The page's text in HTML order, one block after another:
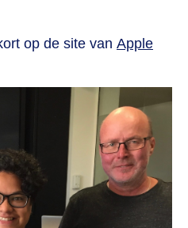
op de site van Apple